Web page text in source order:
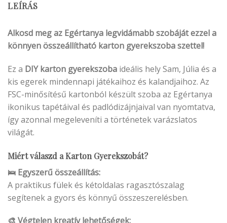
LEÍRÁS
Alkosd meg az Egértanya legvidámabb szobáját ezzel a
könnyen összeállítható karton gyerekszoba szettel!
Ez a DIY karton gyerekszoba ideális hely Sam, Júlia és a
kis egerek mindennapi játékaihoz és kalandjaihoz. Az
FSC-minősítésű kartonból készült szoba az Egértanya
ikonikus tapétáival és padlódizájnjaival van nyomtatva,
így azonnal megeleveníti a történetek varázslatos
világát.
Miért válaszd a Karton Gyerekszobát?
🛌 Egyszerű összeállítás:
A praktikus fülek és kétoldalas ragasztószalag
segítenek a gyors és könnyű összeszerelésben.
🎨 Végtelen kreatív lehetőségek: